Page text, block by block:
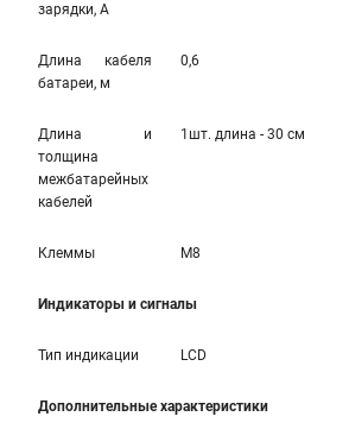
зарядки, А
Длина кабеля
батареи, м
0,6
Длина и
толщина
межбатарейных
кабелей
1шт. длина - 30 см
Клеммы M8
Индикаторы и сигналы
Тип индикации LCD
Дополнительные характеристики